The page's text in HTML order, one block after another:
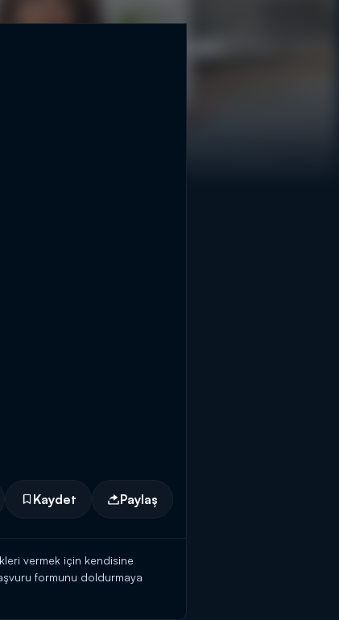
Kaydet Paylaş
vermek için kendisine
formunu doldurmaya